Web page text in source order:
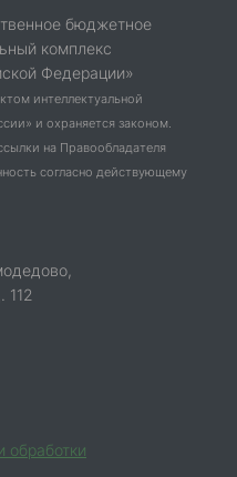
бюджетное
комплекс
Федерации»
интеллектуальной
и охраняется законом.
на Правообладателя
согласно действующему
112
обработки